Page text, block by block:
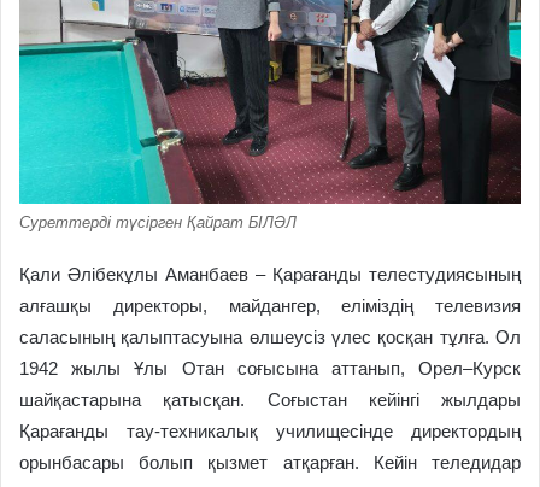
Суреттерді түсірген Қайрат БІЛӘЛ
Қали Әлібекұлы Аманбаев – Қарағанды телестудиясының
алғашқы директоры, майдангер, еліміздің телевизия
саласының қалыптасуына өлшеусіз үлес қосқан тұлға. Ол
1942 жылы Ұлы Отан соғысына аттанып, Орел–Курск
шайқастарына қатысқан. Соғыстан кейінгі жылдары
Қарағанды тау-техникалық училищесінде директордың
орынбасары болып қызмет атқарған. Кейін теледидар